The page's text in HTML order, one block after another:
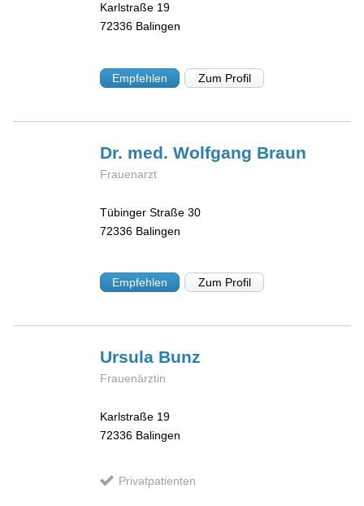
Karlstraße 19
72336 Balingen
Empfehlen Zum Profil
Dr. med. Wolfgang Braun
Frauenarzt
Tübinger Straße 30
72336 Balingen
Empfehlen Zum Profil
Ursula Bunz
Frauenärztin
Karlstraße 19
72336 Balingen
Privatpatienten